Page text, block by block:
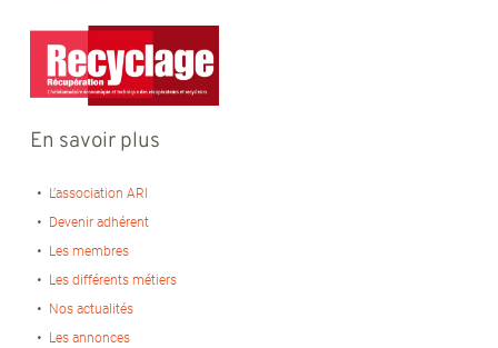
En savoir plus
L’association ARI
Devenir adhérent
Les membres
Les différents métiers
Nos actualités
Les annonces